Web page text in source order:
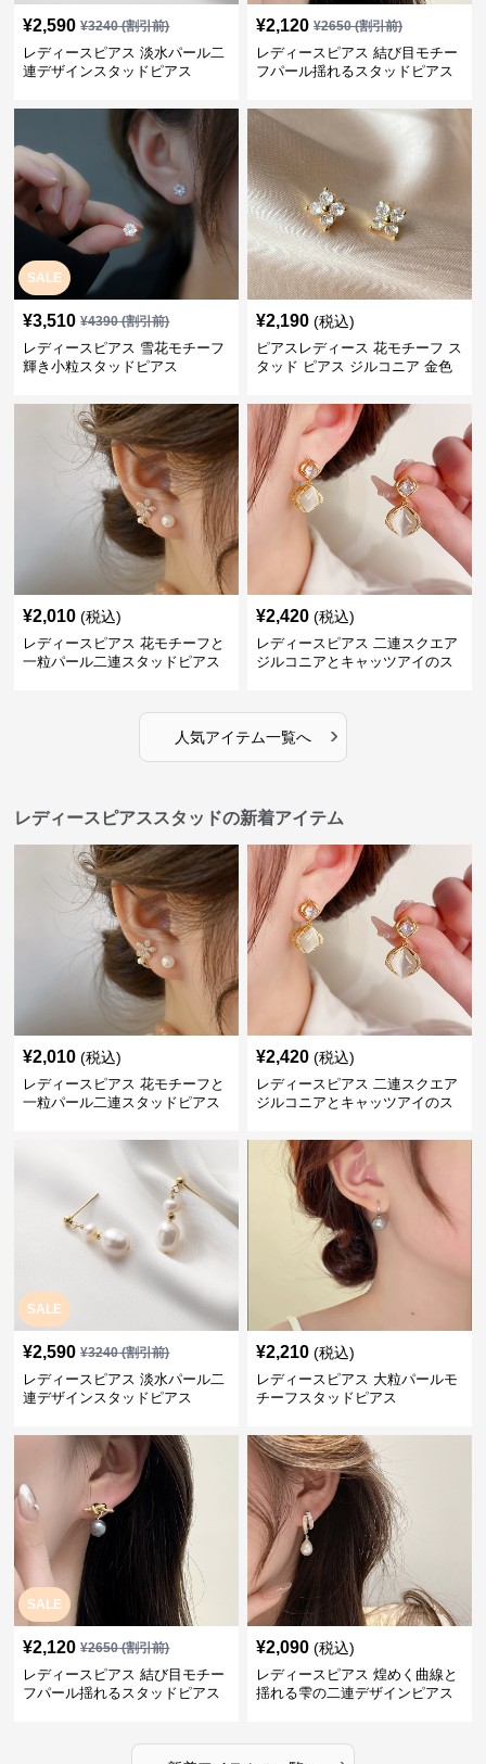
¥2,590 ¥3240(割引前)
レディースピアス 淡水パール二
連デザインスタッドピアス
¥2,120 ¥2650(割引前)
レディースピアス 結び目モチー
フパール揺れるスタッドピアス
SALE
¥3,510 ¥4390(割引前)
レディースピアス 雪花モチーフ
輝き小粒スタッドピアス
¥2,190 (税込)
ピアスレディース 花モチーフ ス
タッド ピアス ジルコニア 金色
¥2,010 (税込)
レディースピアス 花モチーフと
一粒パール二連スタッドピアス
¥2,420 (税込)
レディースピアス 二連スクエア
ジルコニアとキャッツアイのス
人気アイテム一覧へ ›
レディースピアススタッドの新着アイテム
¥2,010 (税込)
レディースピアス 花モチーフと
一粒パール二連スタッドピアス
¥2,420 (税込)
レディースピアス 二連スクエア
ジルコニアとキャッツアイのス
SALE
¥2,590 ¥3240(割引前)
レディースピアス 淡水パール二
連デザインスタッドピアス
¥2,210 (税込)
レディースピアス 大粒パールモ
チーフスタッドピアス
SALE
¥2,120 ¥2650(割引前)
レディースピアス 結び目モチー
フパール揺れるスタッドピアス
¥2,090 (税込)
レディースピアス 煌めく曲線と
揺れる雫の二連デザインピアス